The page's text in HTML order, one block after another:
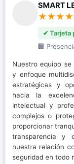
SMART
✔ Tarjeta
🏢
Nuestro equipo
y enfoque
estratégicas y
hacia la
intelectual y
complejos o
proporcionar
transparencia y
nuestra relación
seguridad en todo